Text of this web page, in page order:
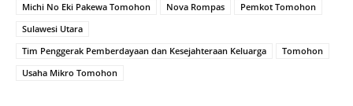
Michi No Eki Pakewa Tomohon
Nova Rompas
Pemkot Tomohon
Sulawesi Utara
Tim Penggerak Pemberdayaan dan Kesejahteraan Keluarga
Tomohon
Usaha Mikro Tomohon